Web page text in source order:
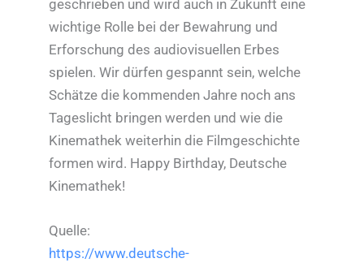
geschrieben und wird auch in Zukunft eine
wichtige Rolle bei der Bewahrung und
Erforschung des audiovisuellen Erbes
spielen. Wir dürfen gespannt sein, welche
Schätze die kommenden Jahre noch ans
Tageslicht bringen werden und wie die
Kinemathek weiterhin die Filmgeschichte
formen wird. Happy Birthday, Deutsche
Kinemathek!
Quelle:
https://www.deutsche-